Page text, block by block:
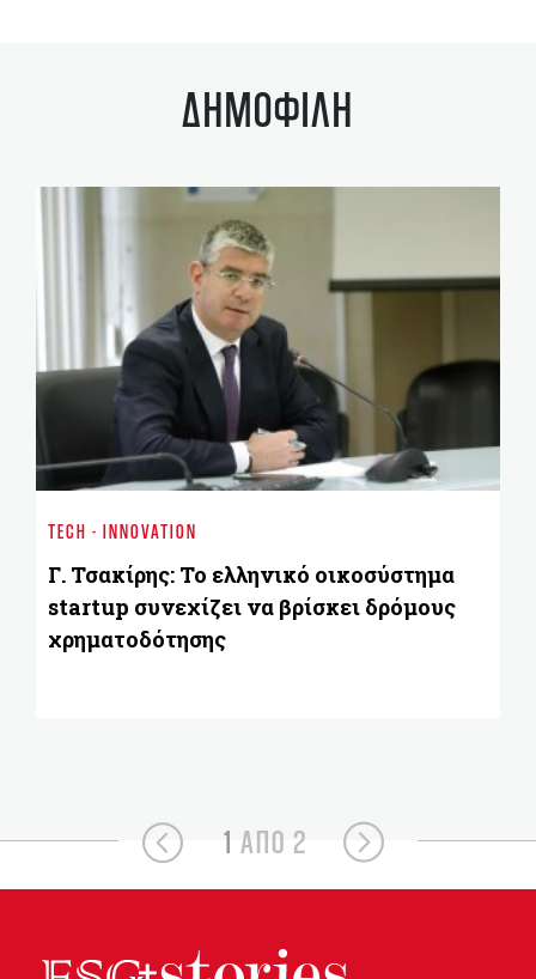
ΔΗΜΟΦΙΛΗ
TECH - INNOVATION
Γ. Τσακίρης: Το ελληνικό οικοσύστημα
startup συνεχίζει να βρίσκει δρόμους
χρηματοδότησης
1 ΑΠΟ 2